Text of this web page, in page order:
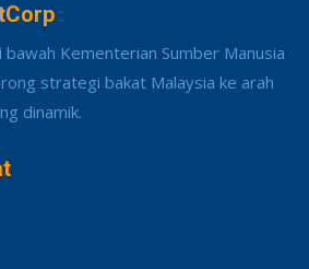
bawah Kementerian Sumber Manusia
strategi bakat Malaysia ke arah
dinamik.